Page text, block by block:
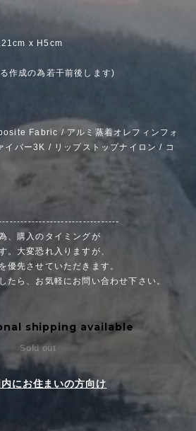
x H5cm
作成の為若干前後します)
Fabric / アルミ蒸着オレフィンフォ
バー3K / リップストップナイロン / コ
、購入のタイミングが
大変恐れ入りますが、
先させていただきます。
たら、お気軽にお問い合わせ下さい。
shipping available
Sold out
にお住まいの方向け